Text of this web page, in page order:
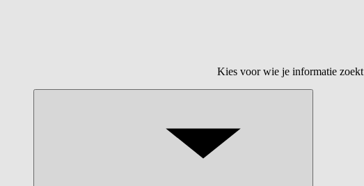
Kies voor wie je informatie zoekt